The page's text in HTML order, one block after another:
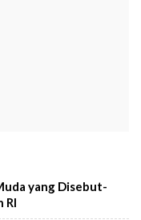
yang Disebut-
RI